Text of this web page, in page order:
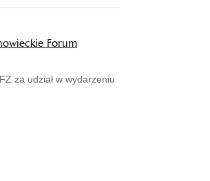
Forum
za udział w wydarzeniu